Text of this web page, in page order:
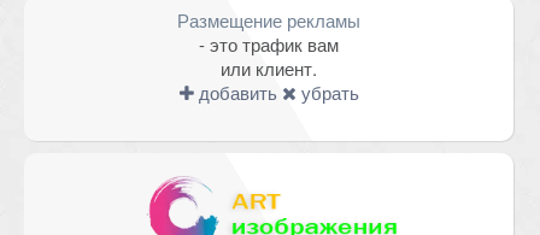
Email *
Размещение рекламы
- это трафик вам
или клиент.
добавить
убрать